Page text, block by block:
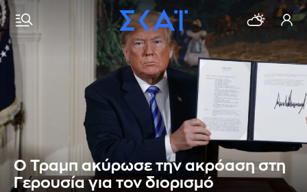
Ο Τραμπ ακύρωσε την ακρόαση στη
Γερουσία για τον διορισμό